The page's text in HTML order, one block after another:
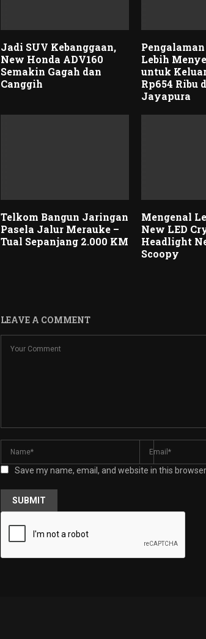
Jadi SUV Kebanggaan,
New Honda ADV160
Semakin Gagah dan
Canggih
Lebih
untuk
Rp654 Ribu
Jayapura
Telkom Bangun Jaringan
Pasela Jalur Merauke –
Tual Sepanjang 2.000 KM
Mengenal
New LED
Headlight
Scoopy
LEAVE A COMMENT
Save my name, email, and website in this